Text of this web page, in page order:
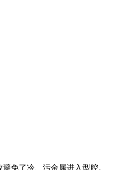
免了冷、污金属进入型腔。